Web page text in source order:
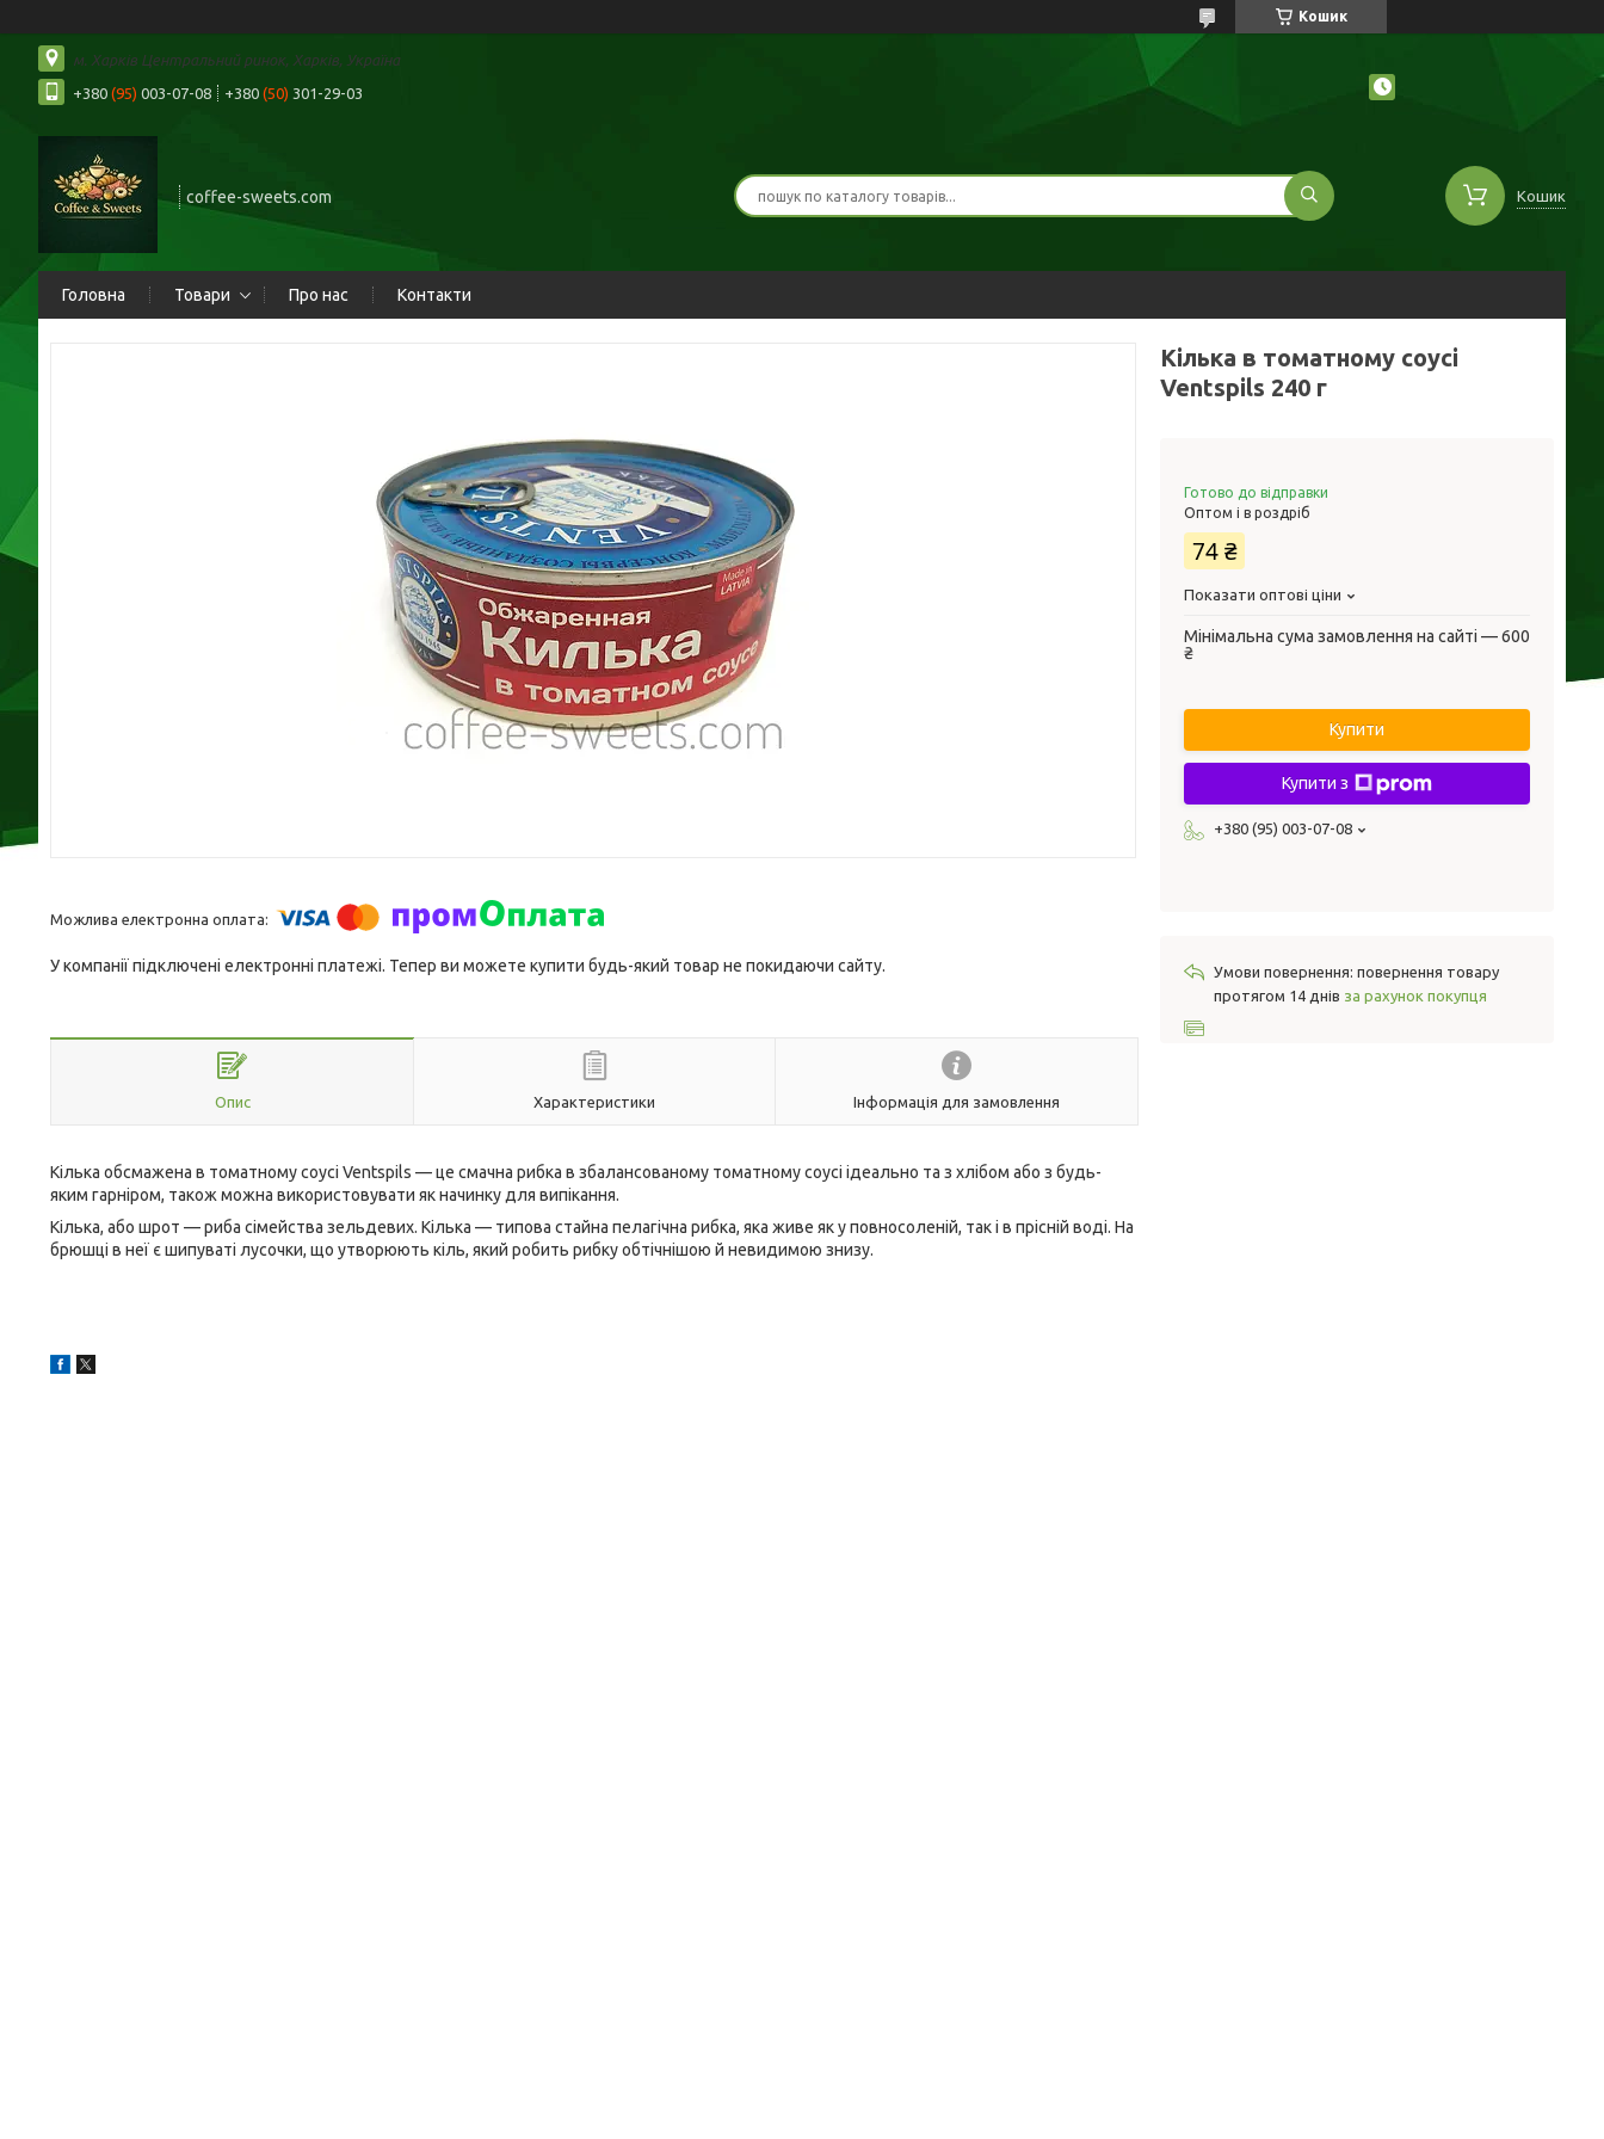
Кошик
м. Харків Центральний ринок, Харків, Україна
+380 (95) 003-07-08 +380 (50) 301-29-03
coffee-sweets.com Кошик
Головна Товари Про нас Контакти
У компанії підключені електронні платежі. Тепер ви можете купити будь-який товар не покидаючи сайту.
Опис Характеристики Інформація для замовлення
Кілька обсмажена в томатному соусі Ventspils — це смачна рибка в збалансованому томатному соусі ідеально та з хлібом або з будь-
яким гарніром, також можна використовувати як начинку для випікання.
Кілька, або шрот — риба сімейства зельдевих. Кілька — типова стайна пелагічна рибка, яка живе як у повносоленій, так і в прісній воді. На
брюшці в неї є шипуваті лусочки, що утворюють кіль, який робить рибку обтічнішою й невидимою знизу.
Кілька в томатному соусі
Ventspils 240 г
Готово до відправки
Оптом і в роздріб
74 ₴
Показати оптові ціни
Мінімальна сума замовлення на сайті — 600
₴
Купити
Купити з
+380 (95) 003-07-08
повернення товару
протягом 14 днів за рахунок покупця